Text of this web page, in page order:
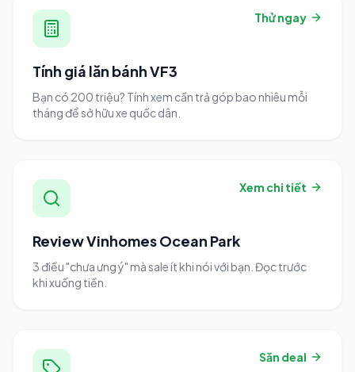
Thử ngay
Tính giá lăn bánh VF3
Bạn có 200 triệu? Tính xem cần trả góp bao nhiêu mỗi
tháng để sở hữu xe quốc dân.
Xem chi tiết
Review Vinhomes Ocean Park
3 điều "chưa ưng ý" mà sale ít khi nói với bạn. Đọc trước
khi xuống tiền.
Săn deal